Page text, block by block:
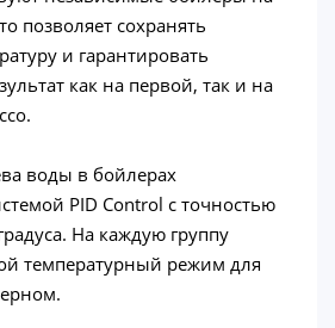
позволяет сохранять
и гарантировать
как на первой, так и на
воды в бойлерах
PID Control с точностью
На каждую группу
температурный режим для